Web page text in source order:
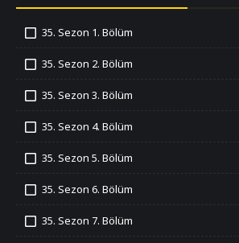
35. Sezon 1. Bölüm
35. Sezon 2. Bölüm
35. Sezon 3. Bölüm
35. Sezon 4. Bölüm
35. Sezon 5. Bölüm
35. Sezon 6. Bölüm
35. Sezon 7. Bölüm